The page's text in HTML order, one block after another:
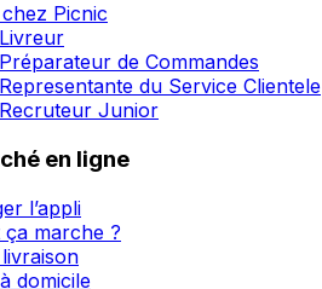
Picnic
de Commandes
du Service Clientele
Junior
en ligne
l’appli
ça marche ?
domicile